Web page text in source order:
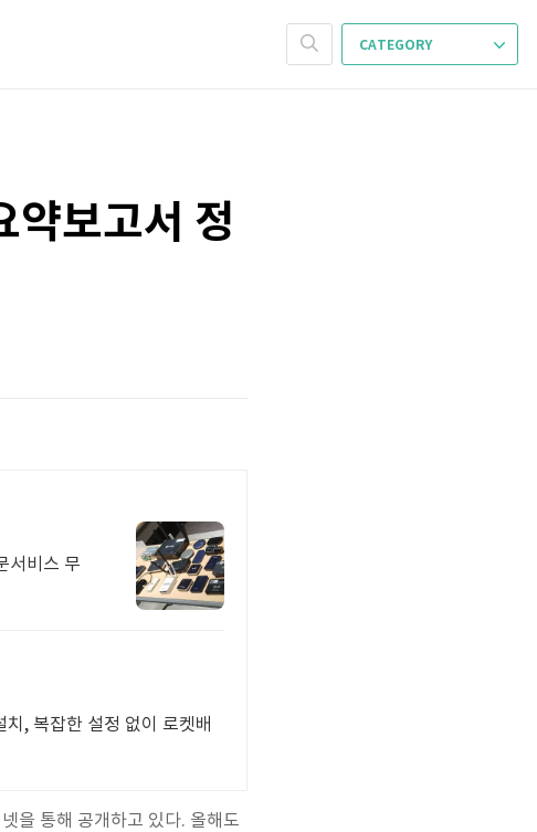
CATEGORY
보고서 정
서비스 무
, 복잡한 설정 없이 로켓배
을 통해 공개하고 있다. 올해도